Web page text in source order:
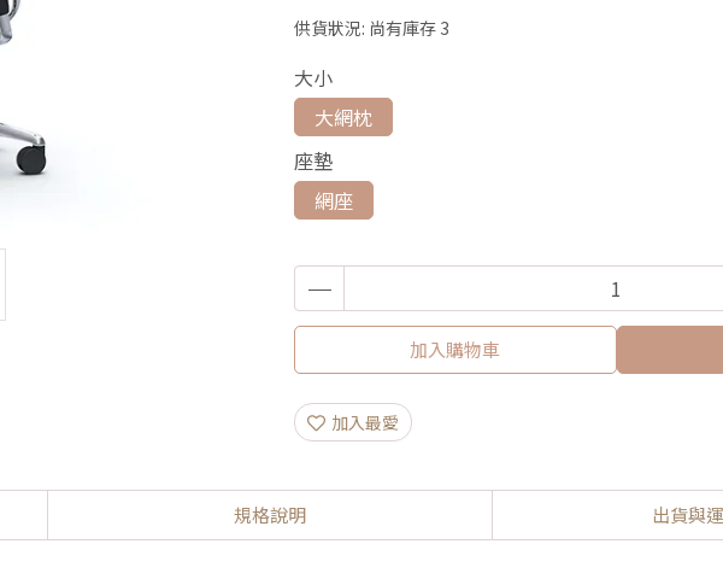
供貨狀況: 尚有庫存 3
大小
大網枕
座墊
網座
加入購物車
加入最愛
規格說明 出貨與